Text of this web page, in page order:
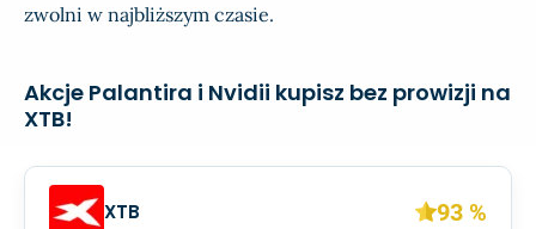
zwolni w najbliższym czasie.
Akcje Palantira i Nvidii kupisz bez prowizji na
XTB!
XTB 93 %